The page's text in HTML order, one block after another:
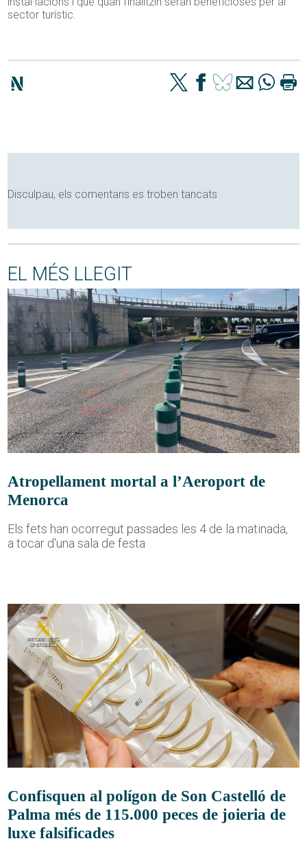
sector turístic.
Disculpau, els comentaris es troben tancats
EL MÉS LLEGIT
Atropellament mortal a l’Aeroport de
Menorca
Els fets han ocorregut passades les 4 de la matinada,
a tocar d'una sala de festa
Confisquen al polígon de Son Castelló de
Palma més de 115.000 peces de joieria de
luxe falsificades